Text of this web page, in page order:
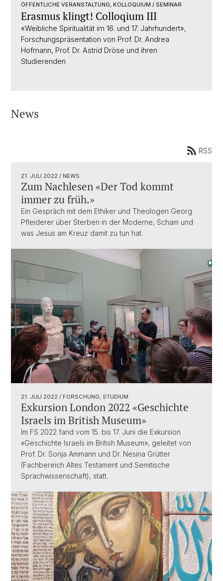
ÖFFENTLICHE VERANSTALTUNG, KOLLOQUIUM / SEMINAR
Erasmus klingt! Colloqium III
«Weibliche Spiritualität im 16. und 17. Jahrhundert»,
Forschungspräsentation von Prof. Dr. Andrea
Hofmann, Prof. Dr. Astrid Dröse und ihren
Studierenden
News
RSS
21. JULI 2022 / NEWS
Zum Nachlesen «Der Tod kommt
immer zu früh.»
Ein Gespräch mit dem Ethiker und Theologen Georg
Pfleiderer über Sterben in der Moderne, Scham und
was Jesus am Kreuz damit zu tun hat.
21. JULI 2022 / FORSCHUNG, STUDIUM
Exkursion London 2022 «Geschichte
Israels im British Museum»
Im FS 2022 fand vom 15. bis 17. Juni die Exkursion
«Geschichte Israels im British Museum», geleitet von
Prof. Dr. Sonja Ammann und Dr. Nesina Grütter
(Fachbereich Altes Testament und Semitische
Sprachwissenschaft), statt.